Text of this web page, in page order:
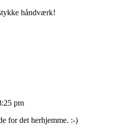
håndværk!
pm
for det herhjemme. :-)